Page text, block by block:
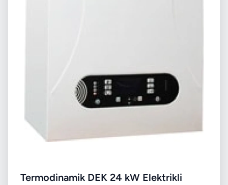
Termodinamik DEK 24 kW Elektrikli